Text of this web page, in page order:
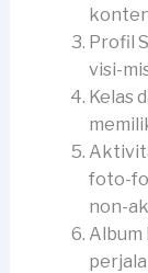
Profil
visi-
Kelas
foto-
non-